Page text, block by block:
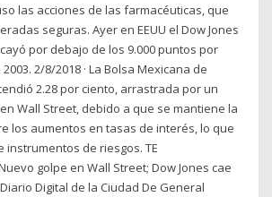
las acciones de las farmacéuticas, que
seguras. Ayer en EEUU el Dow Jones
por debajo de los 9.000 puntos por
2/8/2018 · La Bolsa Mexicana de
2.28 por ciento, arrastrada por un
Wall Street, debido a que se mantiene la
los aumentos en tasas de interés, lo que
instrumentos de riesgos. TE
Nuevo golpe en Wall Street; Dow Jones cae
Digital de la Ciudad De General